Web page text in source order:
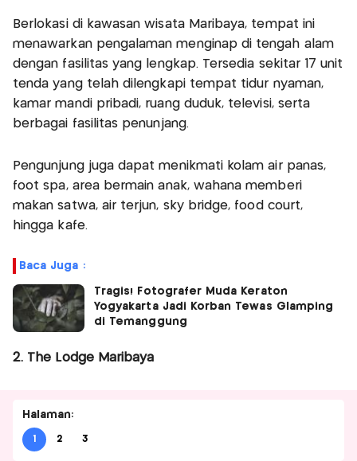
Berlokasi di kawasan wisata Maribaya, tempat ini
menawarkan pengalaman menginap di tengah alam
dengan fasilitas yang lengkap. Tersedia sekitar 17 unit
tenda yang telah dilengkapi tempat tidur nyaman,
kamar mandi pribadi, ruang duduk, televisi, serta
berbagai fasilitas penunjang.
Pengunjung juga dapat menikmati kolam air panas,
foot spa, area bermain anak, wahana memberi
makan satwa, air terjun, sky bridge, food court,
hingga kafe.
Baca Juga :
Tragis! Fotografer Muda Keraton
Yogyakarta Jadi Korban Tewas Glamping
di Temanggung
2. The Lodge Maribaya
Halaman:
1 2 3